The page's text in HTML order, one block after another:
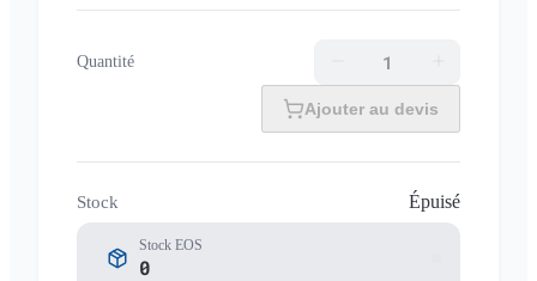
Quantité
Ajouter au devis
Stock Épuisé
Stock EOS
0